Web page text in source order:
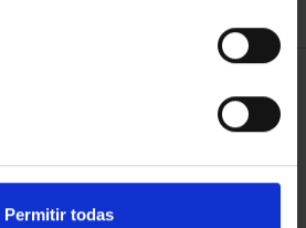
Permitir todas
REFINAR